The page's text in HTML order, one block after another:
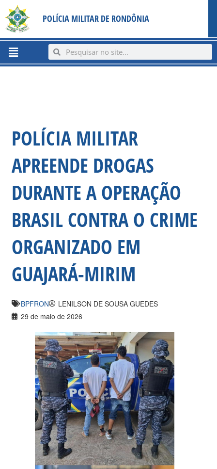
content
para
conteúdo
POLÍCIA MILITAR DE RONDÔNIA
Menu SearchSearch
POLÍCIA MILITAR
APREENDE DROGAS
DURANTE A OPERAÇÃO
BRASIL CONTRA O CRIME
ORGANIZADO EM
GUAJARÁ-MIRIM
BPFRON
LENILSON DE SOUSA GUEDES
29 de maio de 2026